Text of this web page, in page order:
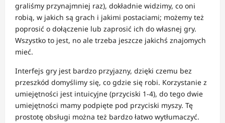
graliśmy przynajmniej raz), dokładnie widzimy, co oni
robią, w jakich są grach i jakimi postaciami; możemy też
poprosić o dołączenie lub zaprosić ich do własnej gry.
Wszystko to jest, no ale trzeba jeszcze jakichś znajomych
mieć.
Interfejs gry jest bardzo przyjazny, dzięki czemu bez
przeszkód domyślimy się, co gdzie się robi. Korzystanie z
umiejętności jest intuicyjne (przyciski 1-4), do tego dwie
umiejętności mamy podpięte pod przyciski myszy. Tę
prostotę obsługi można też bardzo łatwo wytłumaczyć.